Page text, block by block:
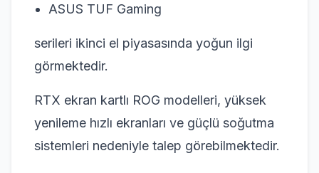
ASUS TUF Gaming
serileri ikinci el piyasasında yoğun ilgi
görmektedir.
RTX ekran kartlı ROG modelleri, yüksek
yenileme hızlı ekranları ve güçlü soğutma
sistemleri nedeniyle talep görebilmektedir.